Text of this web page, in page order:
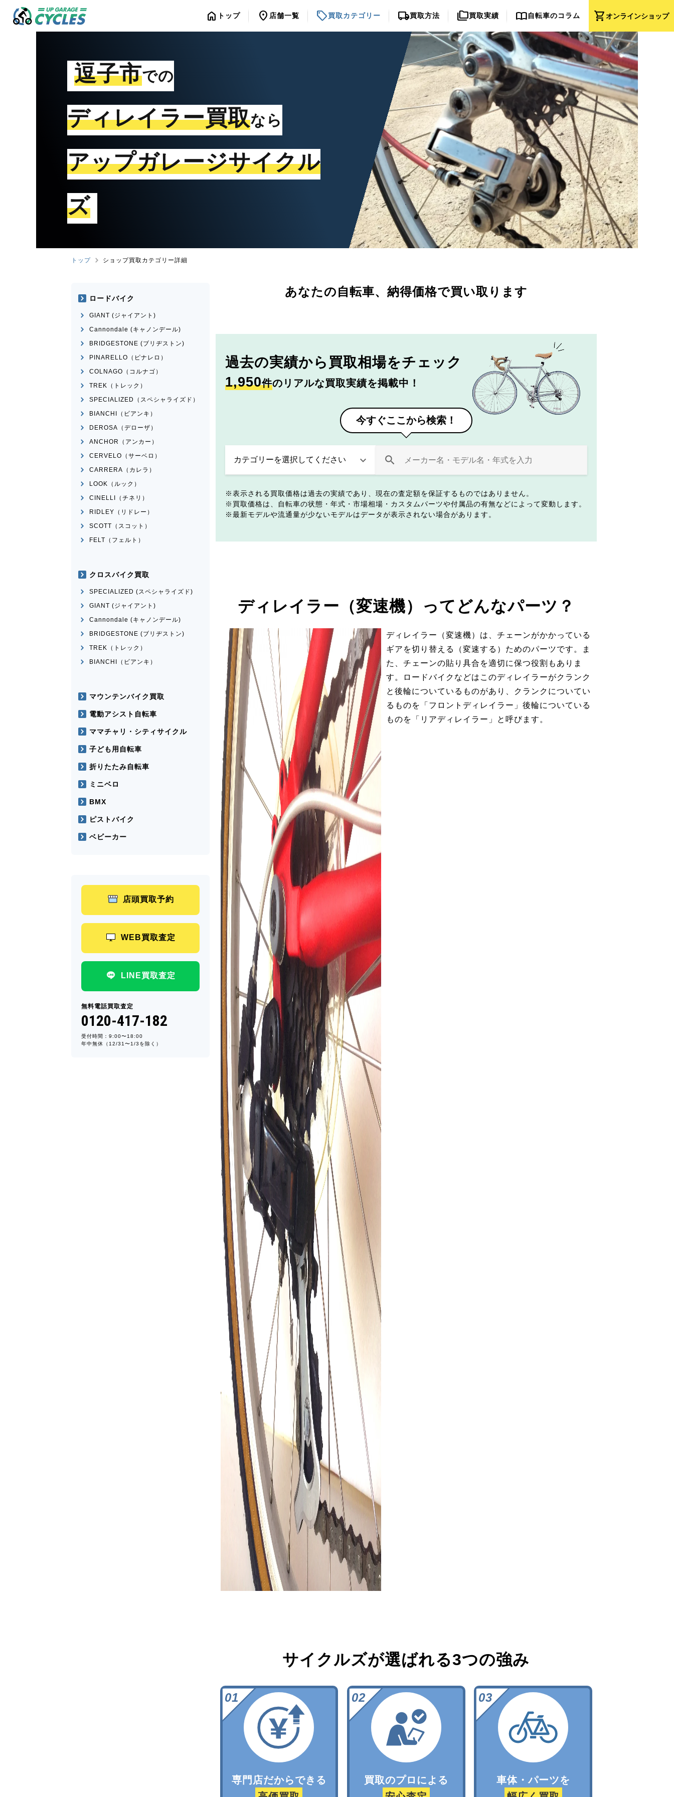
shopping_cartオンラインショップ
home トップ location_on 店舗一覧 sell買取カテゴリー local_shipping買取方法 folder_copy買取実績 import_contacts自転車のコラム
逗子市での
ディレイラー買取なら
アップガレージサイクル
ズ
トップ ショップ買取カテゴリー詳細
あなたの自転車、 納得価格で買い取ります
過去の実績から 買取相場をチェック
1,950件のリアルな買取実績を掲載中！
今すぐここから検索！
表示される買取価格は過去の実績であり、現在の査定額を保証するものではありません。
買取価格は、自転車の状態・年式・市場相場・カスタムパーツや付属品の有無などによって変動します。
最新モデルや流通量が少ないモデルはデータが表示されない場合があります。
ディレイラー（変速機）ってどんなパーツ？
ディレイラー（変速機）は、チェーンがかかっている
ギアを切り替える（変速する）ためのパーツです。ま
た、チェーンの貼り具合を適切に保つ役割もありま
す。ロードバイクなどはこのディレイラーがクランク
と後輪についているものがあり、クランクについてい
るものを「フロントディレイラー」後輪についている
ものを「リアディレイラー」と呼びます。
サイクルズが選ばれる3つの強み
専門店だからできる
買取のプロによる
車体・パーツを
ロードバイク
GIANT (ジャイアント)
Cannondale (キャノンデール)
BRIDGESTONE (ブリヂストン)
PINARELLO（ピナレロ）
COLNAGO（コルナゴ）
TREK（トレック）
SPECIALIZED（スペシャライズド）
BIANCHI（ビアンキ）
DEROSA（デローザ）
ANCHOR（アンカー）
CERVELO（サーベロ）
CARRERA（カレラ）
LOOK（ルック）
CINELLI（チネリ）
RIDLEY（リドレー）
SCOTT（スコット）
FELT（フェルト）
クロスバイク買取
SPECIALIZED (スペシャライズド)
GIANT (ジャイアント)
Cannondale (キャノンデール)
BRIDGESTONE (ブリヂストン)
TREK（トレック）
BIANCHI（ビアンキ）
マウンテンバイク買取
電動アシスト自転車
ママチャリ・シティサイクル
子ども用自転車
折りたたみ自転車
ミニベロ
BMX
ピストバイク
ベビーカー
店頭買取予約
WEB買取査定
LINE買取査定
無料電話買取査定
0120-417-182
受付時間：9:00〜18:00
年中無休（12/31〜1/3を除く）